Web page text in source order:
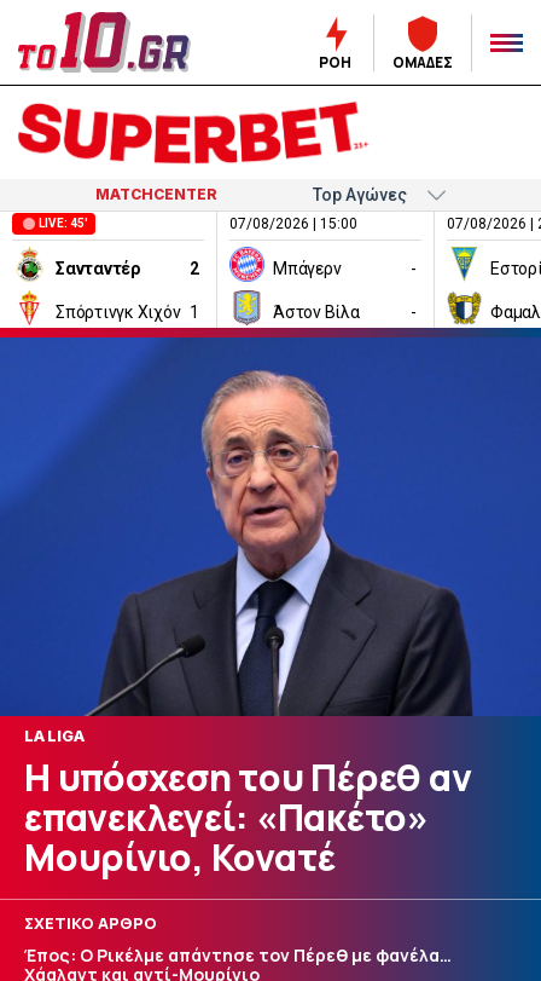
ΡΟΗ ΟΜΑΔΕΣ
MATCHCENTER
LIVE: 45'
Σανταντέρ 2
Σπόρτινγκ Χιχόν 1
07/08/2026 | 15:00
Μπάγερν -
Άστον Βίλα -
07/08/2026 |
LA LIGA
Η υπόσχεση του Πέρεθ αν
επανεκλεγεί: «Πακέτο»
Μουρίνιο, Κονατέ
ΣΧΕΤΙΚΟ ΑΡΘΡΟ
Έπος: Ο Ρικέλμε απάντησε τον Πέρεθ με φανέλα…
Χάαλαντ και αντί-Μουρίνιο